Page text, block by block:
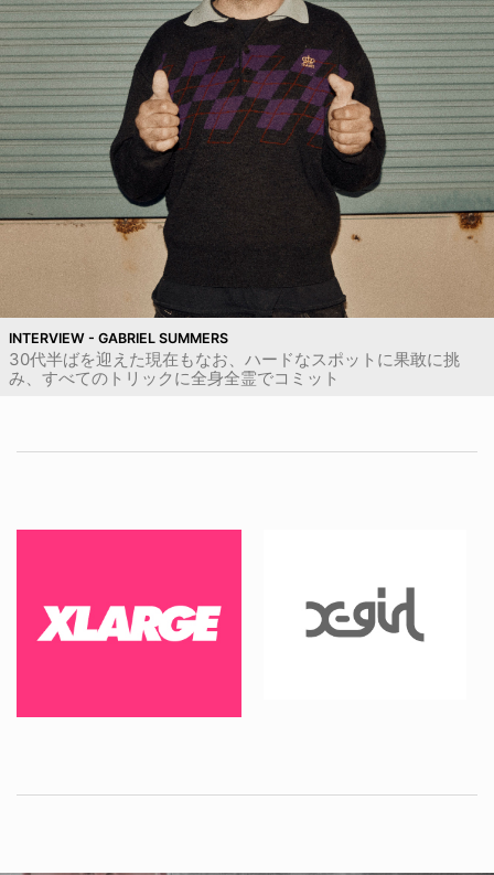
INTERVIEW - GABRIEL SUMMERS
30代半ばを迎えた現在もなお、ハードなスポットに果敢に挑
み、すべてのトリックに全身全霊でコミット